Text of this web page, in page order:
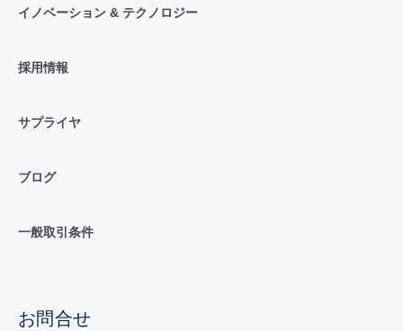
イノベーション & テクノロジー
採用情報
サプライヤ
ブログ
一般取引条件
お問合せ